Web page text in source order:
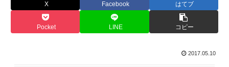
X Facebook はてブ
Pocket LINE コピー
2017.05.10